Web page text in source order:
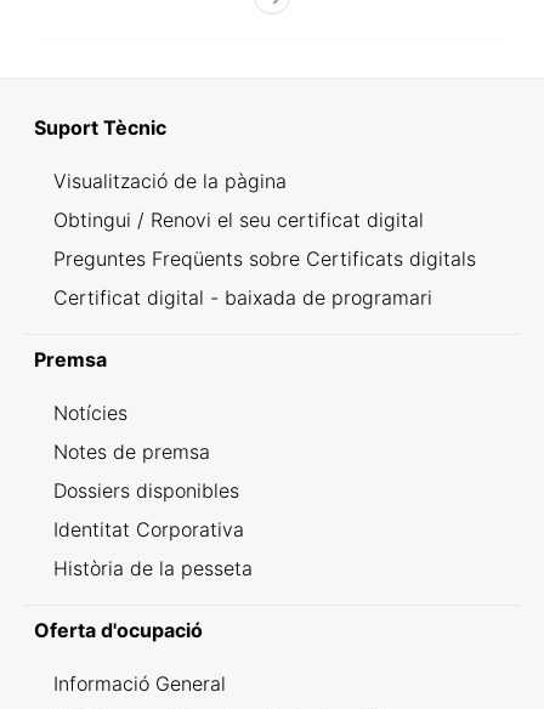
Suport Tècnic
Visualització de la pàgina
Obtingui / Renovi el seu certificat digital
Preguntes Freqüents sobre Certificats digitals
Certificat digital - baixada de programari
Premsa
Notícies
Notes de premsa
Dossiers disponibles
Identitat Corporativa
Història de la pesseta
Oferta d'ocupació
Informació General